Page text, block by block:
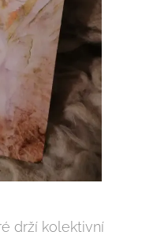
drží kolektivní